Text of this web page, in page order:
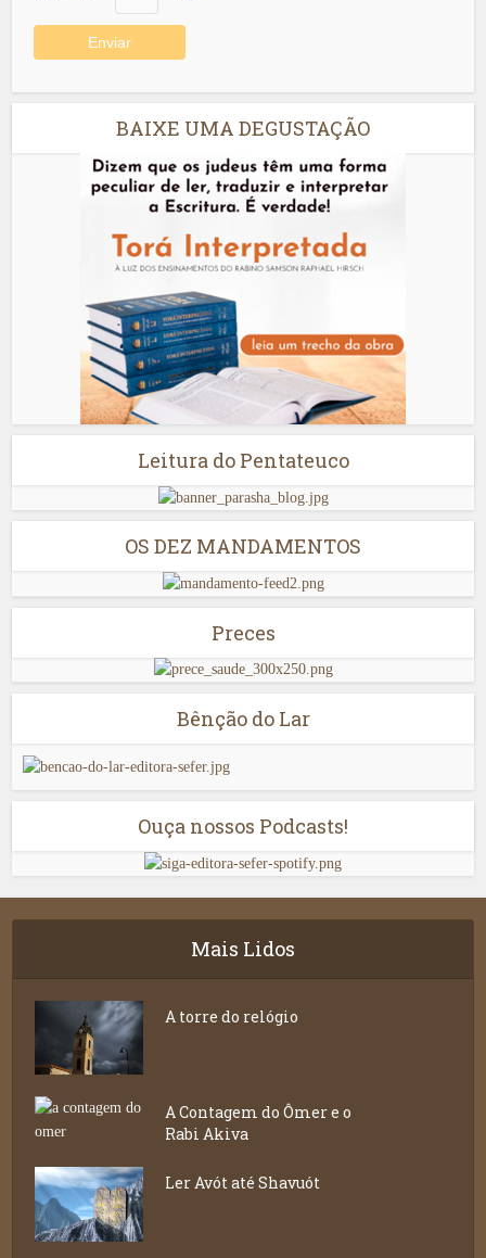
BAIXE UMA DEGUSTAÇÃO
Leitura do Pentateuco
OS DEZ MANDAMENTOS
Preces
Bênção do Lar
Ouça nossos Podcasts!
Mais Lidos
A torre do relógio
A Contagem do Ômer e o
Rabi Akiva
Ler Avót até Shavuót